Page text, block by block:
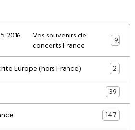
Vos souvenirs de
concerts France
9
Europe (hors France) 2
39
147